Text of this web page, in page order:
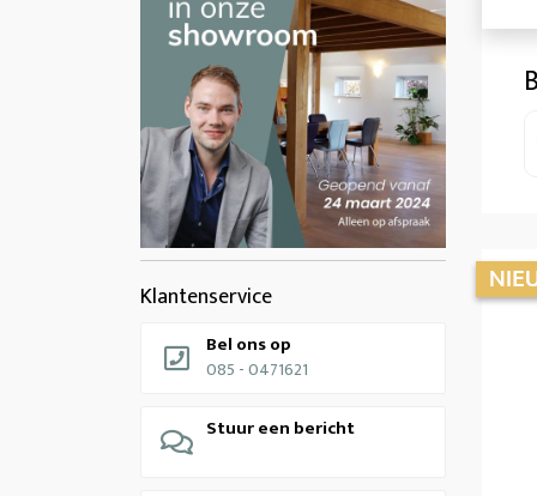
Klantenservice
Bel ons op
085 - 0471621
Stuur een bericht